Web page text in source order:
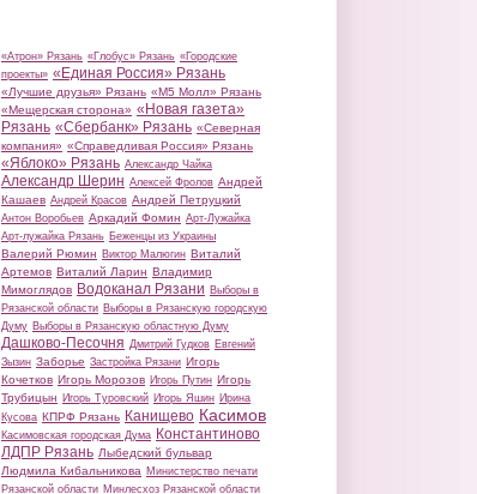
«Атрон» Рязань «Глобус» Рязань «Городские
проекты» «Единая Россия» Рязань
«Лучшие друзья» Рязань «М5 Молл» Рязань
«Мещерская сторона» «Новая газета»
Рязань «Сбербанк» Рязань «Северная
компания» «Справедливая Россия» Рязань
«Яблоко» Рязань Александр Чайка
Александр Шерин Алексей Фролов Андрей
Кашаев Андрей Красов Андрей Петруцкий
Антон Воробьев Аркадий Фомин Арт-Лужайка
Арт-лужайка Рязань Беженцы из Украины
Валерий Рюмин Виктор Малюгин Виталий
Артемов Виталий Ларин Владимир
Мимоглядов Водоканал Рязани Выборы в
Рязанской области Выборы в Рязанскую городскую
Думу Выборы в Рязанскую областную Думу
Дашково-Песочня Дмитрий Гудков Евгений
Зызин Заборье Застройка Рязани Игорь
Кочетков Игорь Морозов Игорь Путин Игорь
Трубицын Игорь Туровский Игорь Яшин Ирина
Кусова КПРФ Рязань Канищево Касимов
Касимовская городская Дума Константиново
ЛДПР Рязань Лыбедский бульвар
Людмила Кибальникова Министерство печати
Рязанской области Минлесхоз Рязанской области